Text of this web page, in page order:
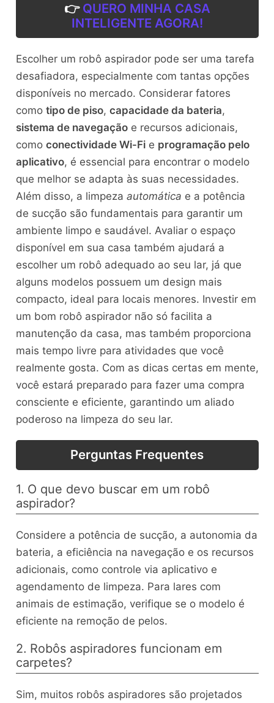
👉 QUERO MINHA CASA
INTELIGENTE AGORA!
Escolher um robô aspirador pode ser uma tarefa
desafiadora, especialmente com tantas opções
disponíveis no mercado. Considerar fatores
como tipo de piso, capacidade da bateria,
sistema de navegaçãoe recursos adicionais,
como conectividade Wi-Fie programação pelo
aplicativo, é essencial para encontrar o modelo
que melhor se adapta às suas necessidades.
Além disso, a limpeza automática e a potência
de sucção são fundamentais para garantir um
ambiente limpo e saudável. Avaliar o espaço
disponível em sua casa também ajudará a
escolher um robô adequado ao seu lar, já que
alguns modelos possuem um design mais
compacto, ideal para locais menores. Investir em
um bom robô aspirador não só facilita a
manutenção da casa, mas também proporciona
mais tempo livre para atividades que você
realmente gosta. Com as dicas certas em mente,
você estará preparado para fazer uma compra
consciente e eficiente, garantindo um aliado
poderoso na limpeza do seu lar.
Perguntas Frequentes
1. O que devo buscar em um robô
aspirador?
Considere a potência de sucção, a autonomia da
bateria, a eficiência na navegação e os recursos
adicionais, como controle via aplicativo e
agendamento de limpeza. Para lares com
animais de estimação, verifique se o modelo é
eficiente na remoção de pelos.
2. Robôs aspiradores funcionam em
carpetes?
Sim, muitos robôs aspiradores são projetados